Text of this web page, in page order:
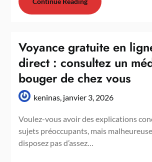
Voyance gratuite en
direct : consultez un
bouger de chez vous
keninas, janvier 3, 2026
Voulez-vous avoir des explications
sujets préoccupants, mais
disposez pas d’assez…